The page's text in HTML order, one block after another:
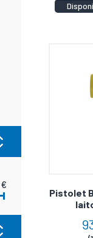
nettoyage.
Pistolet